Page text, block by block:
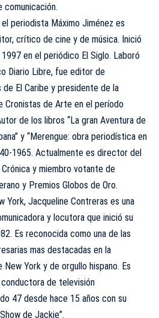
comunicación.
periodista Máximo Jiménez es
crítico de cine y de música. Inició
en el periódico El Siglo. Laboró
Diario Libre, fue editor de
El Caribe y presidente de la
Cronistas de Arte en el período
de los libros “La gran Aventura de
y “Merengue: obra periodística en
1965. Actualmente es director del
Crónica y miembro votante de
y Premios Globos de Oro.
York, Jacqueline Contreras es una
y locutora que inició su
Es reconocida como una de las
mas destacadas en la
New York y de orgullo hispano. Es
de televisión
47 desde hace 15 años con su
de Jackie”.